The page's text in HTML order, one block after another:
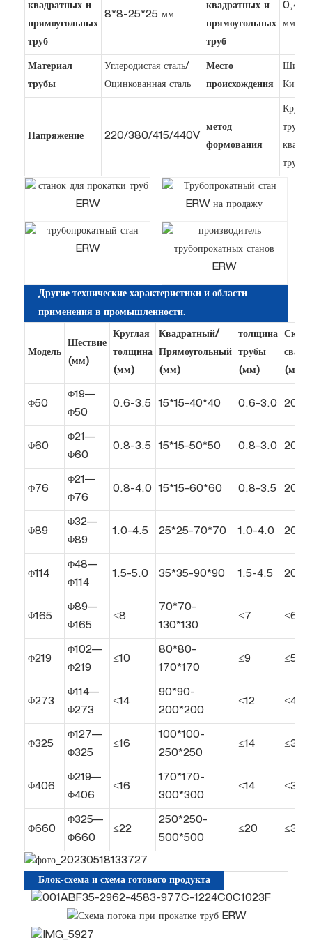
квадратных и
прямоугольных
труб
8*8-25*25 мм
квадратных и
прямоугольных
труб
0,4 -
мм
Материал
трубы
Углеродистая сталь/
Оцинкованная сталь
Место
происхождения
Китай
Напряжение 220/380/415/440V
метод
формования
трубке
Другие технические характеристики и области
применения в промышленности.
Модель
Шествие
(мм)
Круглая
толщина
(мм)
Квадратный/
Прямоугольный
(мм)
толщина
трубы
(мм)
(м/
Φ50
Φ19—
Φ50
0.6-3.5 15*15-40*40 0.6-3.0 20-
Φ60
Φ21—
Φ60
0.8-3.5 15*15-50*50 0.8-3.0 20-
Φ76
Φ21—
Φ76
0.8-4.0 15*15-60*60 0.8-3.5 20-
Φ89
Φ32—
Φ89
1.0-4.5 25*25-70*70 1.0-4.0 20-
Φ114
Φ48—
Φ114
1.5-5.0 35*35-90*90 1.5-4.5 20-
Φ165
Φ89—
Φ165
≤8
70*70-
130*130
≤7 ≤60
Φ219
Φ102—
Φ219
≤10
80*80-
170*170
≤9 ≤50
Φ273
Φ114—
Φ273
≤14
90*90-
200*200
≤12 ≤40
Φ325
Φ127—
Φ325
≤16
100*100-
250*250
≤14 ≤35
Φ406
Φ219—
Φ406
≤16
170*170-
300*300
≤14 ≤30
Φ660
Φ325—
Φ660
≤22
250*250-
500*500
≤20 ≤30
Блок-схема и схема готового продукта